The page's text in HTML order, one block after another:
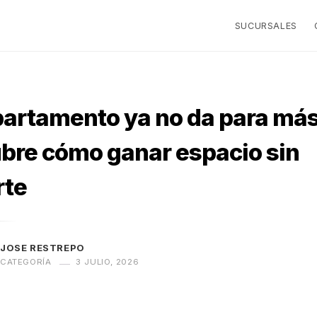
SUCURSALES
ya no da para
cómo ganar espacio sin
RESTREPO
3 JULIO, 2026